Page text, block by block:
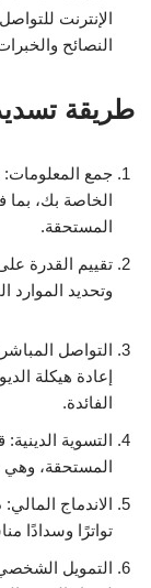
الإنترنت
النصائح
طريقة
جمع المعلومات:
الخاصة بك، بما
المستحقة.
تقييم القدرة
وتحديد الموارد
التواصل
إعادة هيكلة
الفائدة.
التسوية
المستحقة، وهي
الاندماج
تواترًا وسدادًا
التمويل